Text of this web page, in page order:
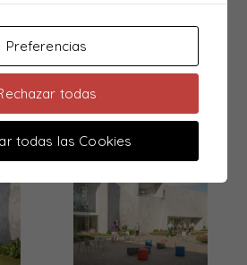
la práctica de actividades
y pilates pensadas para el uso
en una apuesta por
Ítaca como algo que va mucho
Preferencias
todas
todas las Cookies